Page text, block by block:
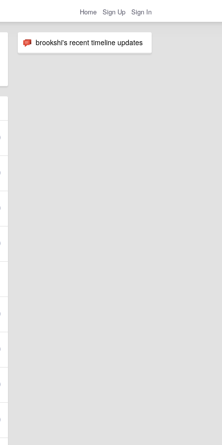
Home Sign Up Sign In
brookshi's recent timeline updates